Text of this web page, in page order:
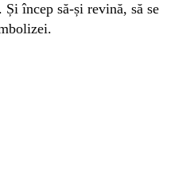
încep să-și revină, să se